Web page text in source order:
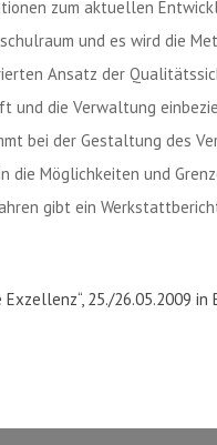
zum aktuellen
und es wird die
Ansatz der
und die Verwaltung
bei der Gestaltung des
die Möglichkeiten und
gibt ein
25./26.05.2009 in